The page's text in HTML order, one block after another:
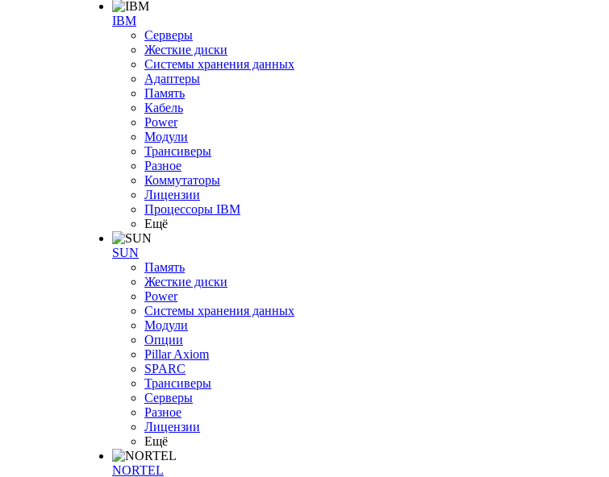
IBM
Серверы
Жесткие диски
Системы хранения данных
Адаптеры
Память
Кабель
Power
Модули
Трансиверы
Разное
Коммутаторы
Лицензии
Процессоры IBM
Ещё
SUN
Память
Жесткие диски
Power
Системы хранения данных
Модули
Опции
Pillar Axiom
SPARC
Трансиверы
Серверы
Разное
Лицензии
Ещё
NORTEL